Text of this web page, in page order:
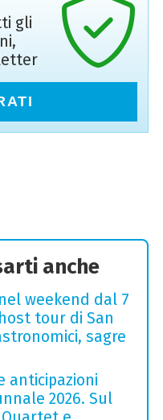
gli
anche
weekend dal 7
tour di San
sagre
anticipazioni
2026. Sul